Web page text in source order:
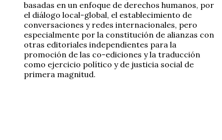
basadas en un enfoque de derechos humanos, por
el diálogo local-global, el establecimiento de
conversaciones y redes internacionales, pero
especialmente por la constitución de alianzas con
otras editoriales independientes para la
promoción de las co-ediciones y la traducción
como ejercicio político y de justicia social de
primera magnitud.